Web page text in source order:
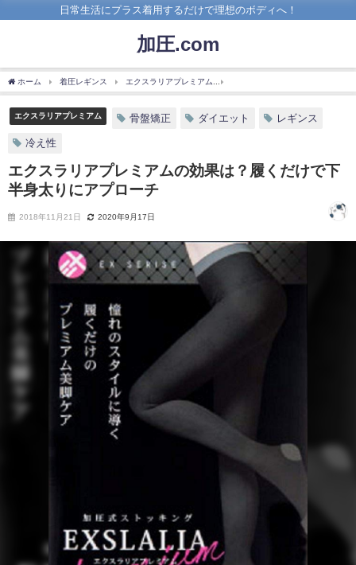
日常生活にプラス着用するだけで理想のボディへ！
加圧.com
ホーム 着圧レギンス エクスラリアプレミアム
エクスラリアプレミアム 骨盤矯正 ダイエット レギンス
冷え性
エクスラリアプレミアムの効果は？履くだけで下
半身太りにアプローチ
2018年11月21日 2020年9月17日